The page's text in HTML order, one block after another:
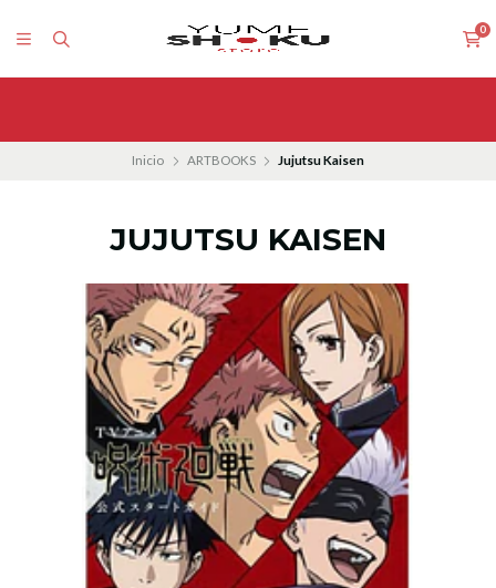
0
Inicio ARTBOOKS Jujutsu Kaisen
JUJUTSU KAISEN